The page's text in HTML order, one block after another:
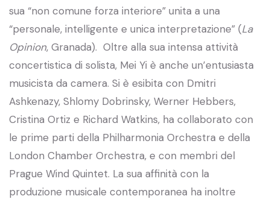
sua “non comune forza interiore” unita a una
“personale, intelligente e unica interpretazione” (La
Opinion, Granada). Oltre alla sua intensa attività
concertistica di solista, Mei Yi è anche un’entusiasta
musicista da camera. Si è esibita con Dmitri
Ashkenazy, Shlomy Dobrinsky, Werner Hebbers,
Cristina Ortiz e Richard Watkins, ha collaborato con
le prime parti della Philharmonia Orchestra e della
London Chamber Orchestra, e con membri del
Prague Wind Quintet. La sua affinità con la
produzione musicale contemporanea ha inoltre